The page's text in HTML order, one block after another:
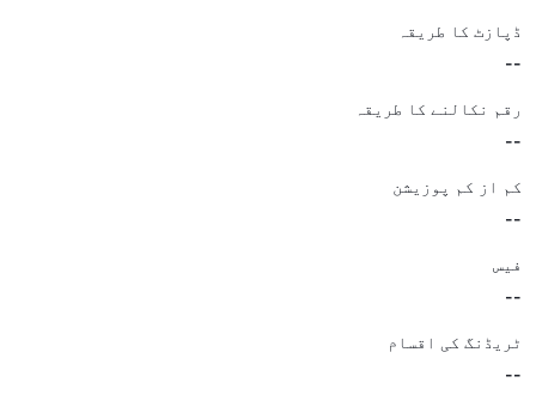
ڈپازٹ کا طریقہ
--
رقم نکالنے کا طریقہ
--
کم از کم پوزیشن
--
فیس
--
ٹریڈنگ کی اقسام
--